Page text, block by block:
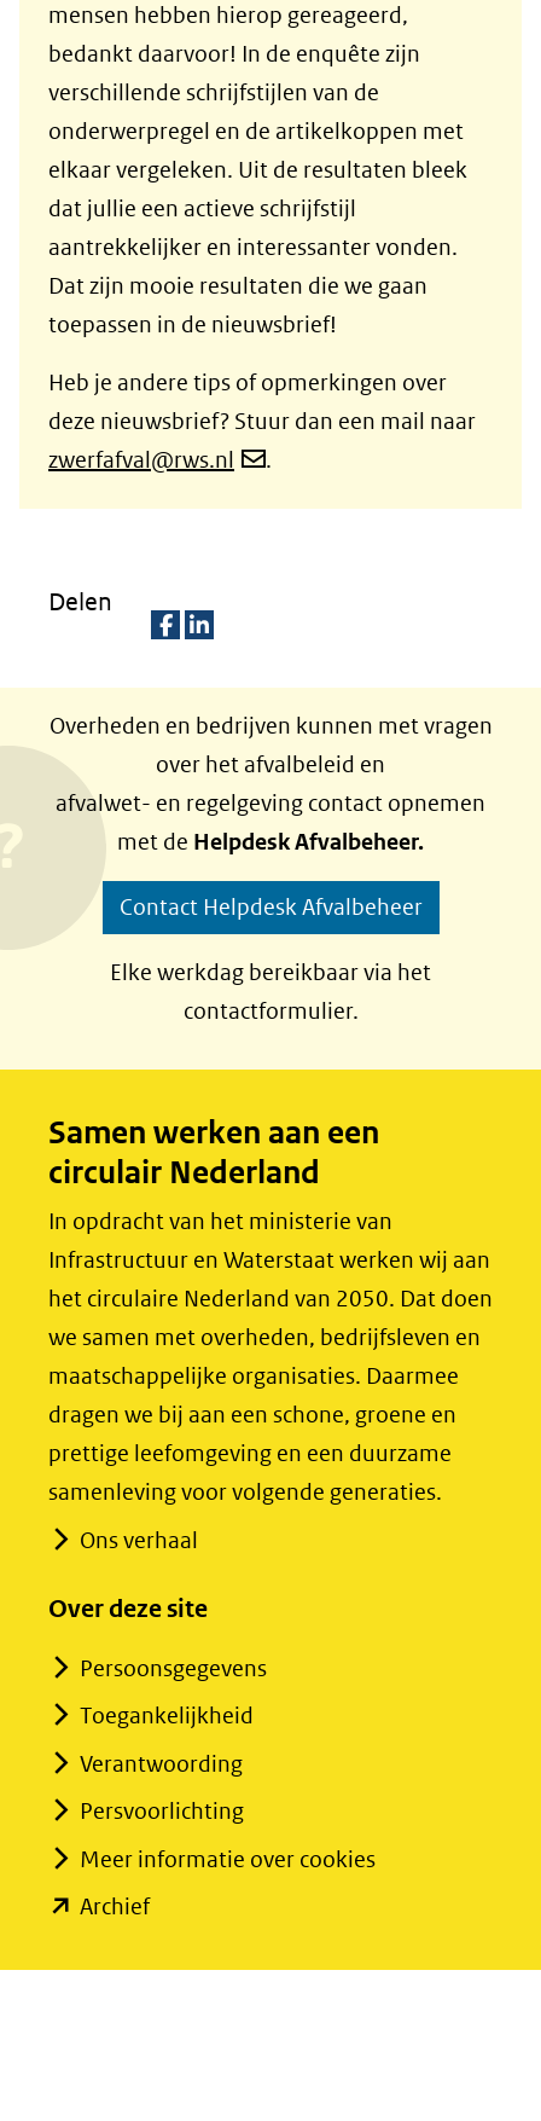
mensen hebben hierop gereageerd,
bedankt daarvoor! In de enquête zijn
verschillende schrijfstijlen van de
onderwerpregel en de artikelkoppen met
elkaar vergeleken. Uit de resultaten bleek
dat jullie een actieve schrijfstijl
aantrekkelijker en interessanter vonden.
Dat zijn mooie resultaten die we gaan
toepassen in de nieuwsbrief!
Heb je andere tips of opmerkingen over
deze nieuwsbrief? Stuur dan een mail naar
zwerfafval@rws.nl
.
Delen
l
e
n
o
p
F
b
o
k
(opent
nieuw
naar
een
andere
website)
l
e
n
o
p
L
e
I
n
(opent
nieuw
naar
een
andere
website)
Overheden en bedrijven kunnen met vragen
over het afvalbeleid en
afvalwet- en regelgeving contact opnemen
met de Helpdesk Afvalbeheer.
Contact Helpdesk Afvalbeheer
Elke werkdag bereikbaar via het
contactformulier.
Samen werken aan een
circulair Nederland
In opdracht van het ministerie van
Infrastructuur en Waterstaat werken wij aan
het circulaire Nederland van 2050. Dat doen
we samen met overheden, bedrijfsleven en
maatschappelijke organisaties. Daarmee
dragen we bij aan een schone, groene en
prettige leefomgeving en een duurzame
samenleving voor volgende generaties.
Ons verhaal
Over deze site
Persoonsgegevens
Toegankelijkheid
Verantwoording
Persvoorlichting
Meer informatie over cookies
Archief(opent